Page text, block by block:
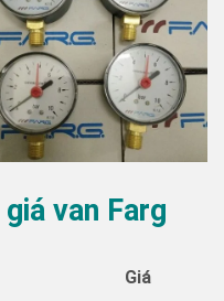
van Farg
Giá